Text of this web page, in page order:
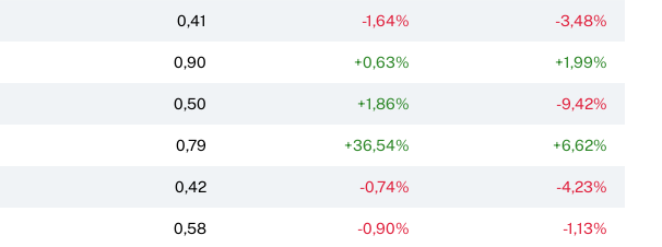
0,41 -1,64% -3,48%
0,90 +0,63% +1,99%
0,50 +1,86% -9,42%
0,79 +36,54% +6,62%
0,42 -0,74% -4,23%
0,58 -0,90% -1,13%